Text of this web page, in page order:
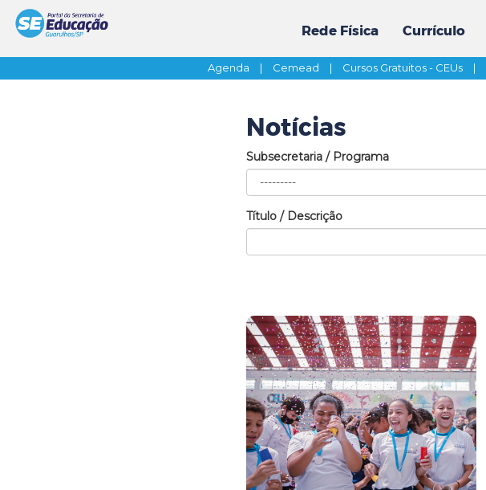
Rede Física Currículo
Agenda | Cemead | Cursos Gratuitos - CEUs |
Notícias
Subsecretaria / Programa
Título / Descrição